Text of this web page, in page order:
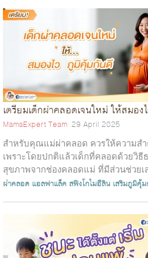
เตรียมเด็กผ่าคลอดเจนใหม่ ให้สมอ
MamaExpert Team 29 April 2025
สำหรับคุณแม่ผ่าคลอด ควรให้ความส
เพราะโดยปกติแล้วเด็กที่คลอดด้วยวิ
สุขภาพจากช่องคลอดแม่ ที่มีส่วนช่วย
คลอด แต่ส...
ผ่าคลอด แอลฟาแล็ค สฟิงโกไมอีลิน เสริมภูมิคุ้